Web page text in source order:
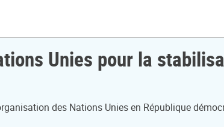
Unies pour la
des Nations Unies en République